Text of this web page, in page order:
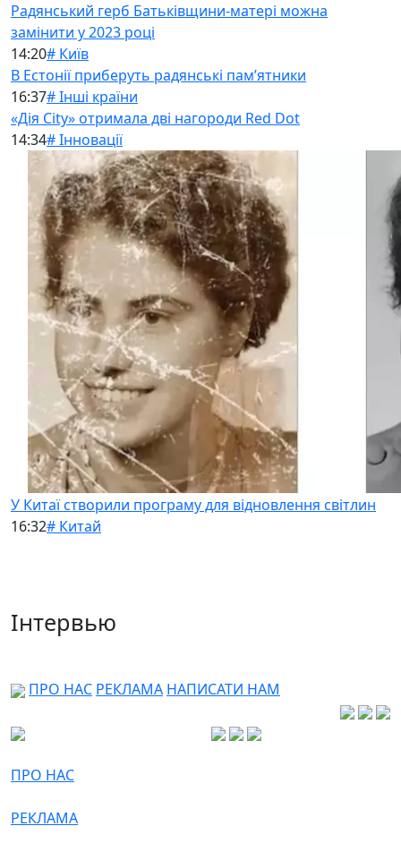
Радянський герб Батьківщини-матері можна
замінити у 2023 році
14:20# Київ
В Естонії приберуть радянські памʼятники
16:37# Інші країни
«Дія City» отримала дві нагороди Red Dot
14:34# Інновації
У Китаї створили програму для відновлення світлин
16:32# Китай
Інтервью
ПРО НАС РЕКЛАМА НАПИСАТИ НАМ
ПРО НАС
РЕКЛАМА